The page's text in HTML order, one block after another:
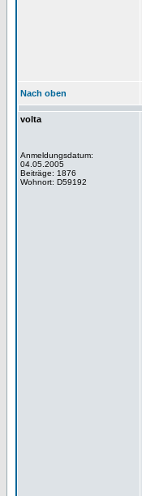
Nach oben
volta
Anmeldungsdatum:
04.05.2005
Beiträge: 1876
Wohnort: D59192